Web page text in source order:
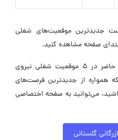
جدیدترین موقعیت‌های شغلی
صفحه مشاهده کنید.
بازرگانی گلستانی در حال حاضر در ۵ موقعیت شغلی نیروی
همواره از جدیدترین فرصت‌های
می‌توانید به صفحه اختصاصی
گلستانی